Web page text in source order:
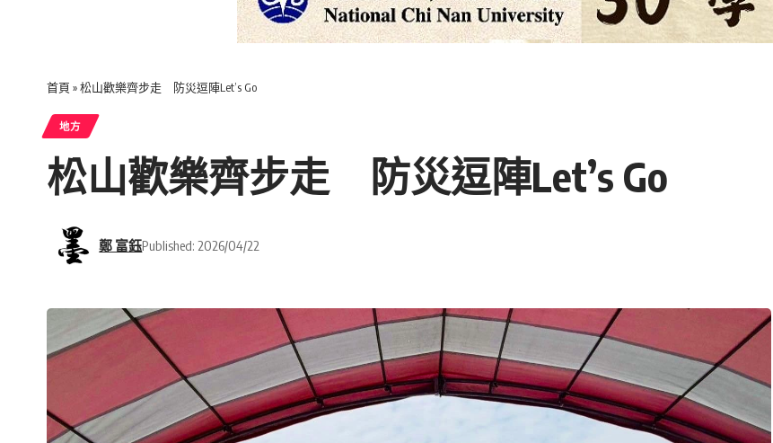
首頁 »松山歡樂齊步走 防災逗陣Let’s Go
地方
松山歡樂齊步走 防災逗陣Let’s Go
鄭 富鈺Published: 2026/04/22